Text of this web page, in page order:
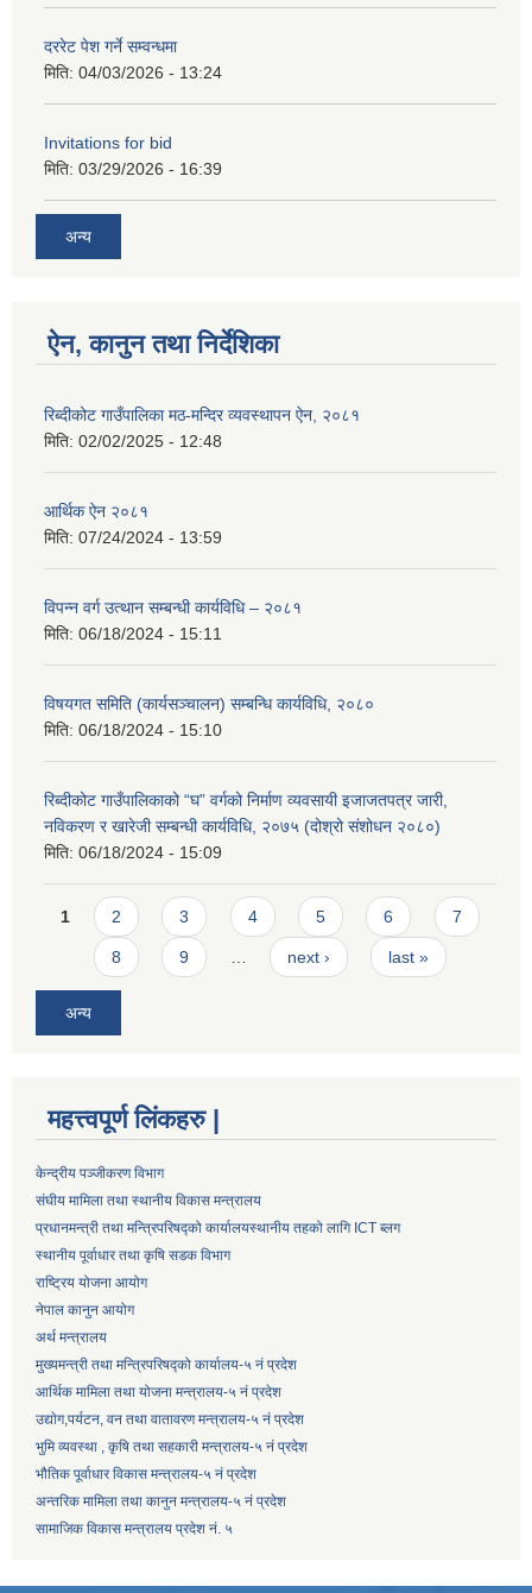
दररेट पेश गर्ने सम्वन्धमा
मिति: 04/03/2026 - 13:24
Invitations for bid
मिति: 03/29/2026 - 16:39
अन्य
ऐन, कानुन तथा निर्देशिका
रिब्दीकोट गाउँपालिका मठ-मन्दिर व्यवस्थापन ऐन, २०८१
मिति: 02/02/2025 - 12:48
आर्थिक ऐन २०८१
मिति: 07/24/2024 - 13:59
विपन्न वर्ग उत्थान सम्बन्धी कार्यविधि – २०८१
मिति: 06/18/2024 - 15:11
विषयगत समिति (कार्यसञ्चालन) सम्बन्धि कार्यविधि, २०८०
मिति: 06/18/2024 - 15:10
रिब्दीकोट गाउँपालिकाको “घ” वर्गको निर्माण व्यवसायी इजाजतपत्र जारी,
नविकरण र खारेजी सम्बन्धी कार्यविधि, २०७५ (दोश्रो संशोधन २०८०)
मिति: 06/18/2024 - 15:09
Pages
1 2 3 4 5 6 7
8 9 … next › last »
अन्य
महत्त्वपूर्ण लिंकहरु |
केन्द्रीय पञ्जीकरण विभाग
संघीय मामिला तथा स्थानीय विकास मन्त्रालय
प्रधानमन्त्री तथा मन्त्रिपरिषद्को कार्यालयस्थानीय तहको लागि ICT ब्लग
स्थानीय पूर्वाधार तथा कृषि सडक विभाग
राष्ट्रिय योजना आयोग
नेपाल कानुन आयोग
अर्थ मन्त्रालय
मुख्यमन्त्री तथा मन्त्रिपरिषद्को कार्यालय-५ नं प्रदेश
आर्थिक मामिला तथा योजना मन्त्रालय-५ नं प्रदेश
उद्याेग,पर्यटन, वन तथा वातावरण मन्त्रालय-५ नं प्रदेश
भुमि व्यवस्था , कृषि तथा सहकारी मन्त्रालय-५ नं प्रदेश
भौतिक पूर्वाधार विकास मन्त्रालय-५ नं प्रदेश
अन्तरिक मामिला तथा कानुन मन्त्रालय-५ नं प्रदेश
सामाजिक विकास मन्त्रालय प्रदेश नं. ५